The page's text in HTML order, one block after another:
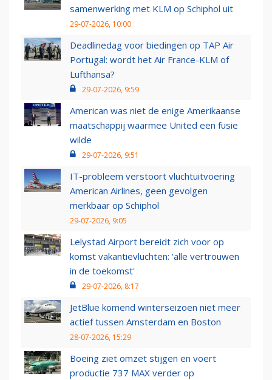
samenwerking met KLM op Schiphol uit
29-07-2026, 10:00
Deadlinedag voor biedingen op TAP Air
Portugal: wordt het Air France-KLM of
Lufthansa?
29-07-2026, 9:59
American was niet de enige Amerikaanse
maatschappij waarmee United een fusie
wilde
29-07-2026, 9:51
IT-probleem verstoort vluchtuitvoering
American Airlines, geen gevolgen
merkbaar op Schiphol
29-07-2026, 9:05
Lelystad Airport bereidt zich voor op
komst vakantievluchten: 'alle vertrouwen
in de toekomst'
29-07-2026, 8:17
JetBlue komend winterseizoen niet meer
actief tussen Amsterdam en Boston
28-07-2026, 15:29
Boeing ziet omzet stijgen en voert
productie 737 MAX verder op